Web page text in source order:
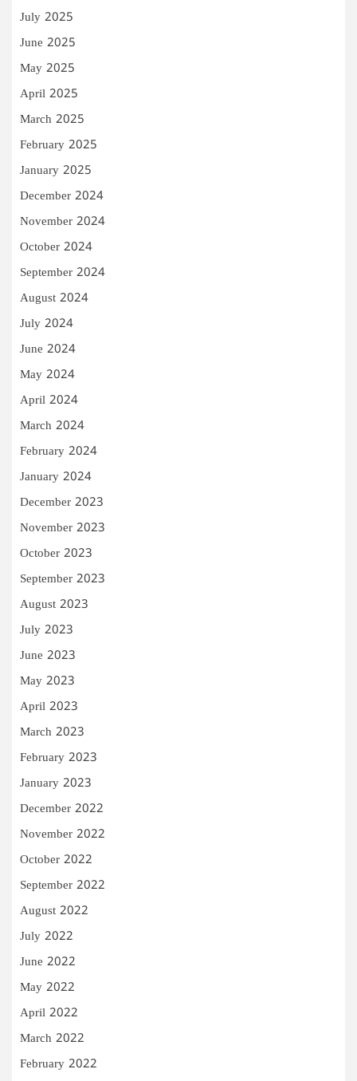
July 2025
June 2025
May 2025
April 2025
March 2025
February 2025
January 2025
December 2024
November 2024
October 2024
September 2024
August 2024
July 2024
June 2024
May 2024
April 2024
March 2024
February 2024
January 2024
December 2023
November 2023
October 2023
September 2023
August 2023
July 2023
June 2023
May 2023
April 2023
March 2023
February 2023
January 2023
December 2022
November 2022
October 2022
September 2022
August 2022
July 2022
June 2022
May 2022
April 2022
March 2022
February 2022